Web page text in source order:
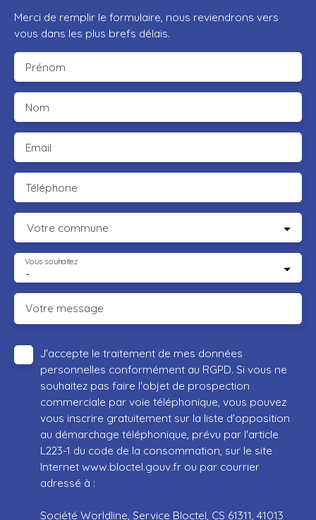
Merci de remplir le formulaire, nous reviendrons vers
vous dans les plus brefs délais.
Prénom
Nom
Email
Téléphone
Votre commune
-
Vous souhaitez
Votre message
J'accepte le traitement de mes données
personnelles conformément au RGPD. Si vous ne
souhaitez pas faire l'objet de prospection
commerciale par voie téléphonique, vous pouvez
vous inscrire gratuitement sur la liste d'opposition
au démarchage téléphonique, prévu par l'article
L223-1 du code de la consommation, sur le site
Internet www.bloctel.gouv.fr ou par courrier
adressé à :
Société Worldline, Service Bloctel, CS 61311, 41013